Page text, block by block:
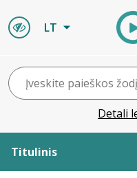
LT
Detali
Titulinis